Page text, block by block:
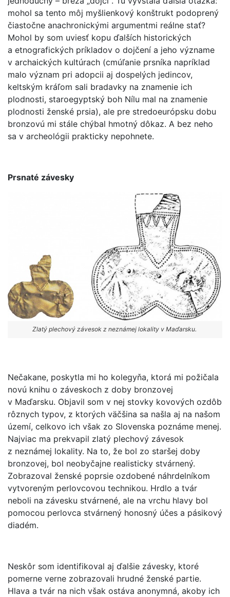
mohol sa tento môj myšlienkový konštrukt podoprený
čiastočne anachronickými argumentmi reálne stať?
Mohol by som uviesť kopu ďalších historických
a etnografických príkladov o dojčení a jeho význame
v archaických kultúrach (cmúľanie prsníka napríklad
malo význam pri adopcii aj dospelých jedincov,
keltským kráľom sali bradavky na znamenie ich
plodnosti, staroegyptský boh Nílu mal na znamenie
plodnosti ženské prsia), ale pre stredoeurópsku dobu
bronzovú mi stále chýbal hmotný dôkaz. A bez neho
sa v archeológii prakticky nepohnete.
Prsnaté závesky
Zlatý plechový závesok z neznámej lokality v Maďarsku.
Nečakane, poskytla mi ho kolegyňa, ktorá mi požičala
novú knihu o záveskoch z doby bronzovej
v Maďarsku. Objavil som v nej stovky kovových ozdôb
rôznych typov, z ktorých väčšina sa našla aj na našom
území, celkovo ich však zo Slovenska poznáme menej.
Najviac ma prekvapil zlatý plechový závesok
z neznámej lokality. Na to, že bol zo staršej doby
bronzovej, bol neobyčajne realisticky stvárnený.
Zobrazoval ženské poprsie ozdobené náhrdelníkom
vytvoreným perlovcovou technikou. Hrdlo a tvár
neboli na závesku stvárnené, ale na vrchu hlavy bol
pomocou perlovca stvárnený honosný účes a pásikový
diadém.
Neskôr som identifikoval aj ďalšie závesky, ktoré
pomerne verne zobrazovali hrudné ženské partie.
Hlava a tvár na nich však ostáva anonymná, akoby ich